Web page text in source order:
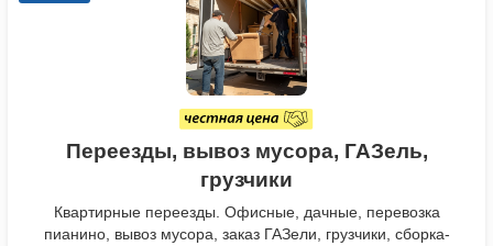
Переезды, вывоз мусора, ГАЗель,
грузчики
Квартирные переезды. Офисные, дачные, перевозка
пианино, вывоз мусора, заказ ГАЗели, грузчики, сборка-